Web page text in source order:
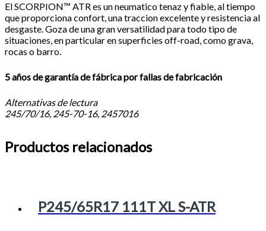
El SCORPION™ ATR es un neumatico tenaz y fiable, al tiempo
que proporciona confort, una traccion excelente y resistencia al
desgaste. Goza de una gran versatilidad para todo tipo de
situaciones, en particular en superficies off-road, como grava,
rocas o barro.
5 años de garantía de fábrica por fallas de fabricación
Alternativas de lectura
245/70/16, 245-70-16, 2457016
Productos relacionados
P245/65R17 111T XL S-ATR